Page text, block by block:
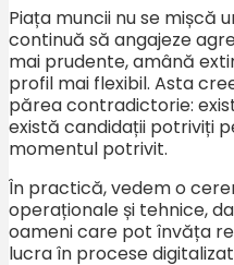
Piața muncii nu se mișcă
continuă să angajeze
mai prudente, amână
profil mai flexibil. Asta
părea contradictorie:
există candidații potriviți
momentul potrivit.
În practică, vedem o
operaționale și tehnice,
oameni care pot învăța
lucra în procese